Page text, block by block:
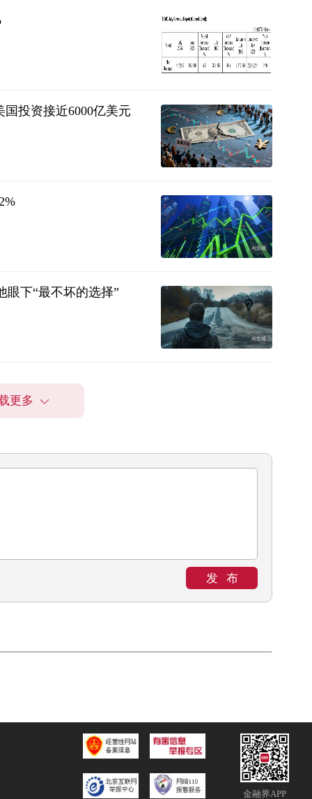
投资接近6000亿美元
眼下“最不坏的选择”
更多
发布
金融界APP